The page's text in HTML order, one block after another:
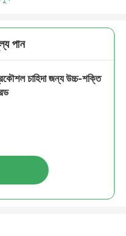
পান
চাহিদা জন্য উচ্চ-শক্তি